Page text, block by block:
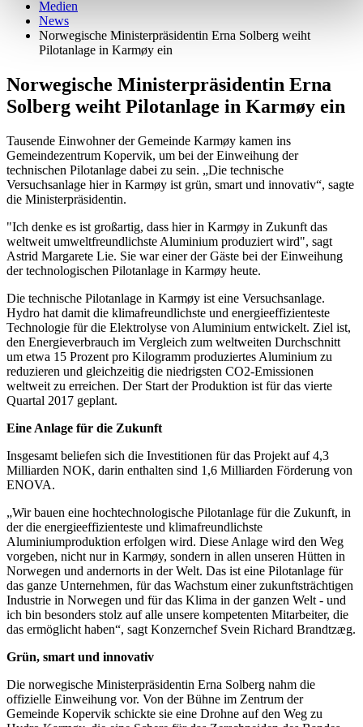
Medien
News
Norwegische Ministerpräsidentin Erna Solberg weiht
Pilotanlage in Karmøy ein
Norwegische Ministerpräsidentin Erna
Solberg weiht Pilotanlage in Karmøy ein
Tausende Einwohner der Gemeinde Karmøy kamen ins
Gemeindezentrum Kopervik, um bei der Einweihung der
technischen Pilotanlage dabei zu sein. „Die technische
Versuchsanlage hier in Karmøy ist grün, smart und innovativ“, sagte
die Ministerpräsidentin.
"Ich denke es ist großartig, dass hier in Karmøy in Zukunft das
weltweit umweltfreundlichste Aluminium produziert wird", sagt
Astrid Margarete Lie. Sie war einer der Gäste bei der Einweihung
der technologischen Pilotanlage in Karmøy heute.
Die technische Pilotanlage in Karmøy ist eine Versuchsanlage.
Hydro hat damit die klimafreundlichste und energieeffizienteste
Technologie für die Elektrolyse von Aluminium entwickelt. Ziel ist,
den Energieverbrauch im Vergleich zum weltweiten Durchschnitt
um etwa 15 Prozent pro Kilogramm produziertes Aluminium zu
reduzieren und gleichzeitig die niedrigsten CO2-Emissionen
weltweit zu erreichen. Der Start der Produktion ist für das vierte
Quartal 2017 geplant.
Eine Anlage für die Zukunft
Insgesamt beliefen sich die Investitionen für das Projekt auf 4,3
Milliarden NOK, darin enthalten sind 1,6 Milliarden Förderung von
ENOVA.
„Wir bauen eine hochtechnologische Pilotanlage für die Zukunft, in
der die energieeffizienteste und klimafreundlichste
Aluminiumproduktion erfolgen wird. Diese Anlage wird den Weg
vorgeben, nicht nur in Karmøy, sondern in allen unseren Hütten in
Norwegen und andernorts in der Welt. Das ist eine Pilotanlage für
das ganze Unternehmen, für das Wachstum einer zukunftsträchtigen
Industrie in Norwegen und für das Klima in der ganzen Welt - und
ich bin besonders stolz auf alle unsere kompetenten Mitarbeiter, die
das ermöglicht haben“, sagt Konzernchef Svein Richard Brandtzæg.
Grün, smart und innovativ
Die norwegische Ministerpräsidentin Erna Solberg nahm die
offizielle Einweihung vor. Von der Bühne im Zentrum der
Gemeinde Kopervik schickte sie eine Drohne auf den Weg zu